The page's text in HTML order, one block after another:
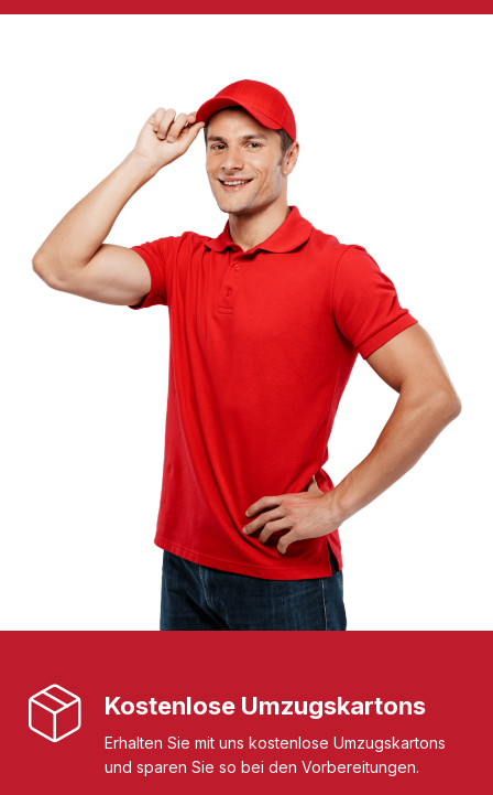
Kostenlose Umzugskartons
Erhalten Sie mit uns kostenlose Umzugskartons
und sparen Sie so bei den Vorbereitungen.